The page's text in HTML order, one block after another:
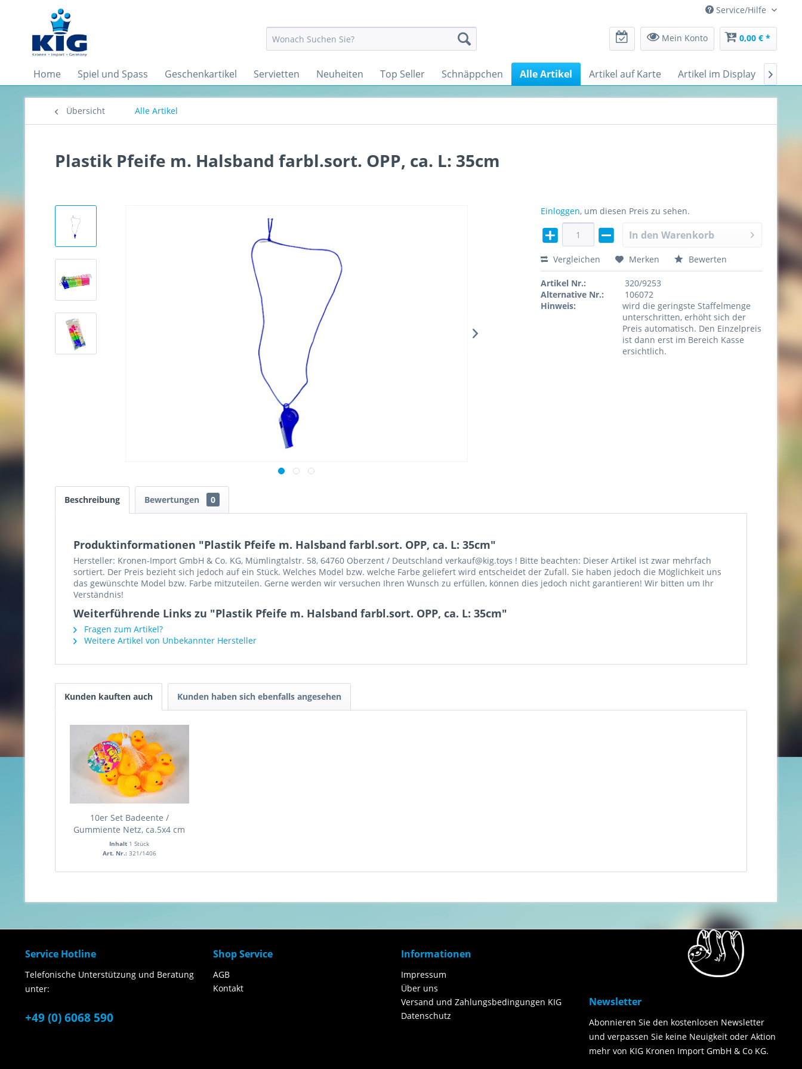
Service/Hilfe
Mein Konto 0,00 € *
Home Spiel und Spass Geschenkartikel Servietten Neuheiten Top Seller Schnäppchen Alle Artikel Artikel auf Karte Artikel im Display 
Übersicht Alle Artikel
Plastik Pfeife m. Halsband farbl.sort. OPP, ca. L: 35cm
Einloggen, um diesen Preis zu sehen.
In den Warenkorb
Vergleichen Merken Bewerten
Artikel Nr.:
320/9253
Alternative Nr.:
106072
Hinweis:
wird die geringste Staffelmenge
unterschritten, erhöht sich der
Preis automatisch. Den Einzelpreis
ist dann erst im Bereich Kasse
ersichtlich.
Beschreibung Bewertungen 0
Produktinformationen "Plastik Pfeife m. Halsband farbl.sort. OPP, ca. L: 35cm"
Hersteller: Kronen-Import GmbH & Co. KG, Mümlingtalstr. 58, 64760 Oberzent / Deutschland verkauf@kig.toys ! Bitte beachten: Dieser Artikel ist zwar mehrfach
sortiert. Der Preis bezieht sich jedoch auf ein Stück. Welches Model bzw. welche Farbe geliefert wird entscheidet der Zufall. Sie haben jedoch die Möglichkeit uns
das gewünschte Model bzw. Farbe mitzuteilen. Gerne werden wir versuchen Ihren Wunsch zu erfüllen, können dies jedoch nicht garantieren! Wir bitten um Ihr
Verständnis!
Weiterführende Links zu "Plastik Pfeife m. Halsband farbl.sort. OPP, ca. L: 35cm"
Fragen zum Artikel?
Weitere Artikel von Unbekannter Hersteller
Kunden kauften auch Kunden haben sich ebenfalls angesehen
10er Set Badeente /
Gummiente Netz, ca.5x4 cm
Inhalt 1 Stück
Art. Nr.: 321/1406
Service Hotline
Telefonische Unterstützung und Beratung
unter:
+49 (0) 6068 590
Shop Service
AGB
Kontakt
Informationen
Impressum
Über uns
Versand und Zahlungsbedingungen KIG
Datenschutz
Newsletter
Abonnieren Sie den kostenlosen Newsletter
und verpassen Sie keine Neuigkeit oder Aktion
mehr von KIG Kronen Import GmbH & Co KG.